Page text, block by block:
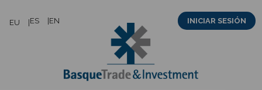
EU ES EN INICIAR SESIÓN